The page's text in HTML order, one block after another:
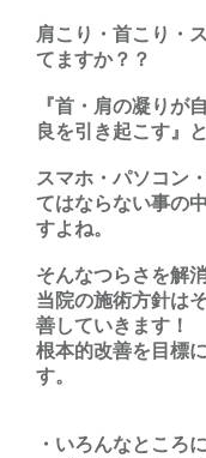
肩こり・首こり・
てますか？？
『首・肩の凝りが
良を引き起こす』
スマホ・パソコン
てはならない事の
すよね。
そんなつらさを解
当院の施術方針は
善していきます！
根本的改善を目標
す。
・いろんなところ